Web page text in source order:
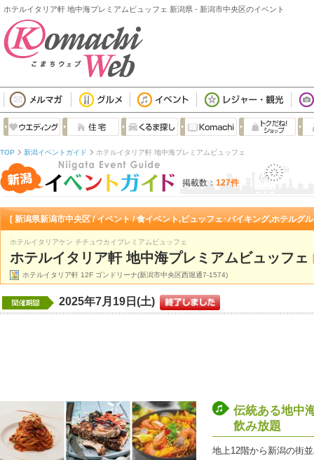
ホテルイタリア軒 地中海プレミアムビュッフェ 新潟県 - 新潟市中央区のイベント
TOP 新潟イベントガイド ホテルイタリア軒 地中海プレミアムビュッフェ
掲載数： 127件
[ 新潟県新潟市中央区 / イベント / 食イベント,ビュッフェ･バイキング,ホテルグ
ホテルイタリアケン チチュウカイプレミアムビュッフェ
ホテルイタリア軒 地中海プレミアムビュッフェ
ホテルイタリア軒 12F ゴンドリーナ(新潟市中央区西堀通7-1574)
2025年7月19日(土)
伝統ある地中
飲み放題
地上12階から新潟の街